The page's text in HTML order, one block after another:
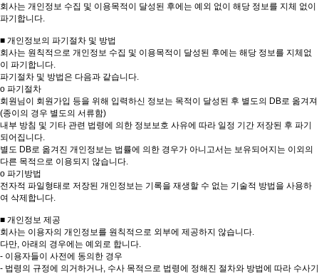
회사는 개인정보 수집 및 이용목적이 달성된 후에는 예외 없이 해당 정보를 지체 없이
파기합니다.
■ 개인정보의 파기절차 및 방법
회사는 원칙적으로 개인정보 수집 및 이용목적이 달성된 후에는 해당 정보를 지체없
이 파기합니다.
파기절차 및 방법은 다음과 같습니다.
ο 파기절차
회원님이 회원가입 등을 위해 입력하신 정보는 목적이 달성된 후 별도의 DB로 옮겨져
(종이의 경우 별도의 서류함)
내부 방침 및 기타 관련 법령에 의한 정보보호 사유에 따라 일정 기간 저장된 후 파기
되어집니다.
별도 DB로 옮겨진 개인정보는 법률에 의한 경우가 아니고서는 보유되어지는 이외의
다른 목적으로 이용되지 않습니다.
ο 파기방법
전자적 파일형태로 저장된 개인정보는 기록을 재생할 수 없는 기술적 방법을 사용하
여 삭제합니다.
■ 개인정보 제공
회사는 이용자의 개인정보를 원칙적으로 외부에 제공하지 않습니다.
다만, 아래의 경우에는 예외로 합니다.
- 이용자들이 사전에 동의한 경우
- 법령의 규정에 의거하거나, 수사 목적으로 법령에 정해진 절차와 방법에 따라 수사기